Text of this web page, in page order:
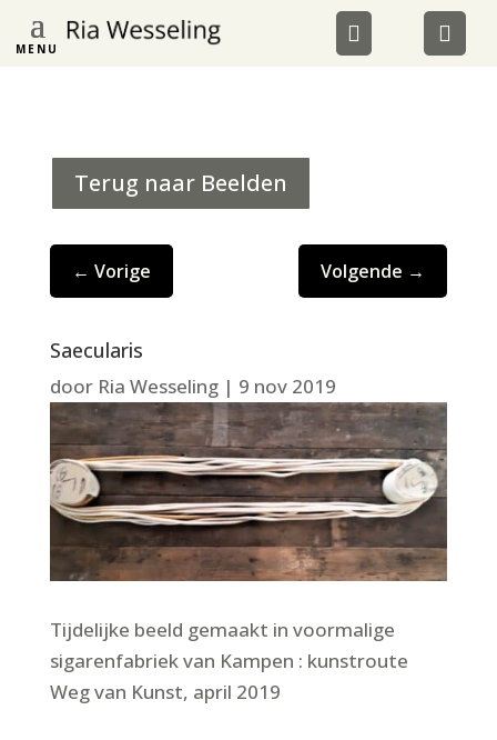
MENU
Terug naar Beelden
← Vorige Volgende →
Saecularis
door Ria Wesseling| 9 nov 2019
Tijdelijke beeld gemaakt in voormalige
sigarenfabriek van Kampen : kunstroute
Weg van Kunst, april 2019